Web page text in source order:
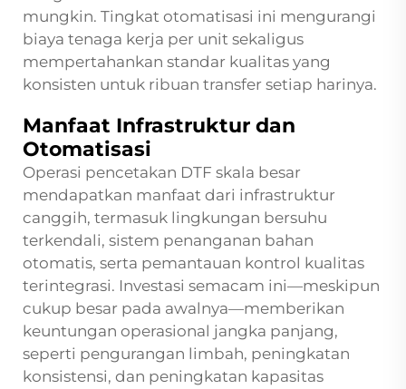
mungkin. Tingkat otomatisasi ini mengurangi
biaya tenaga kerja per unit sekaligus
mempertahankan standar kualitas yang
konsisten untuk ribuan transfer setiap harinya.
Manfaat Infrastruktur dan
Otomatisasi
Operasi pencetakan DTF skala besar
mendapatkan manfaat dari infrastruktur
canggih, termasuk lingkungan bersuhu
terkendali, sistem penanganan bahan
otomatis, serta pemantauan kontrol kualitas
terintegrasi. Investasi semacam ini—meskipun
cukup besar pada awalnya—memberikan
keuntungan operasional jangka panjang,
seperti pengurangan limbah, peningkatan
konsistensi, dan peningkatan kapasitas